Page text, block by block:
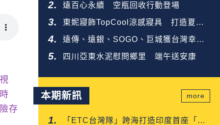
存
遠百心永續 空瓶回收行動登場
東妮寢飾TopCool涼感寢具 打造夏夜
好眠
遠傳、遠銀、SOGO、巨城獲台灣幸福
企業金獎
四川亞東水泥慰問鄉里 端午送安康
本期新訊
「ETC台灣隊」跨海打造印度首座「多
more